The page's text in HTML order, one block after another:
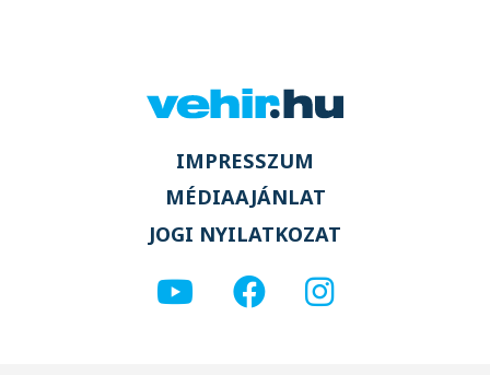
IMPRESSZUM
MÉDIAAJÁNLAT
JOGI NYILATKOZAT